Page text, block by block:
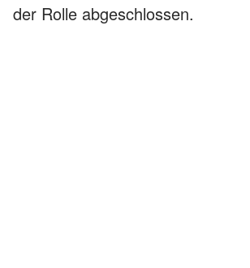
der Rolle abgeschlossen.